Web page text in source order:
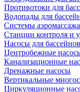
Противотоки для
Водопады для
Системы
Станции контроля и
Насосы для бассейнов
Центробежные
Канализационные
Дренажные насосы
Вертикальные
Циркуляционные